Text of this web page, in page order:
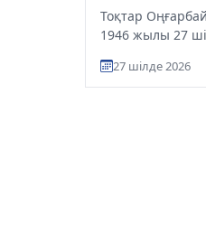
Тоқтар
1946 жылы 27
дүниеге
27 шілде 2026